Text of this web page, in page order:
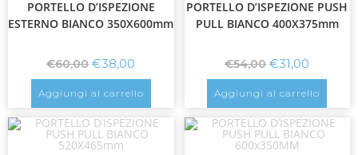
PORTELLO D’ISPEZIONE
ESTERNO BIANCO 350X600mm
€60,00 €38,00
Aggiungi al carrello
PORTELLO D’ISPEZIONE PUSH
PULL BIANCO 400X375mm
€54,00 €31,00
Aggiungi al carrello